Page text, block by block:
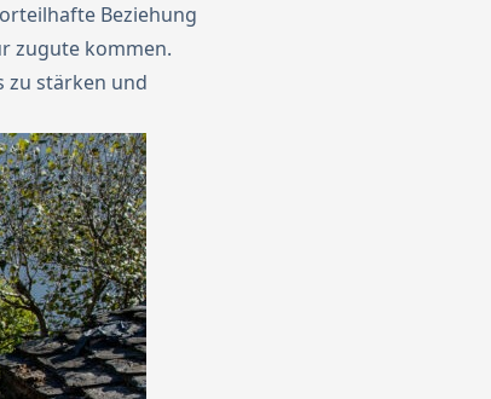
Beziehung
zugute kommen.
zu stärken und